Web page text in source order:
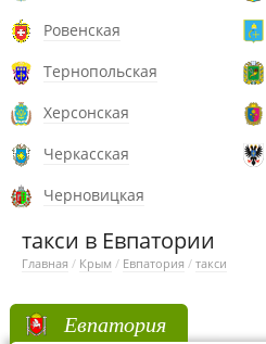
Ровенская
Тернопольская
Херсонская
Черкасская
Черновицкая
такси в Евпатории
Главная / Крым / Евпатория / такси
Евпатория